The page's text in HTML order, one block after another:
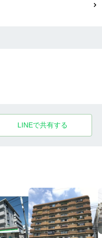
LINEで共有する